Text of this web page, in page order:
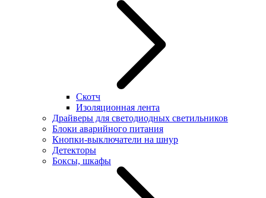
Скотч
Изоляционная лента
Драйверы для светодиодных светильников
Блоки аварийного питания
Кнопки-выключатели на шнур
Детекторы
Боксы, шкафы